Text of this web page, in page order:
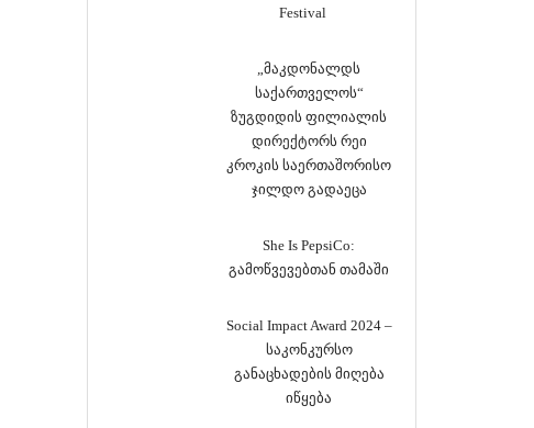
Festival
„მაკდონალდს
საქართველოს“
ზუგდიდის ფილიალის
დირექტორს რეი
კროკის საერთაშორისო
ჯილდო გადაეცა
She Is PepsiCo:
გამოწვევებთან თამაში
Social Impact Award 2024 –
საკონკურსო
განაცხადების მიღება
იწყება